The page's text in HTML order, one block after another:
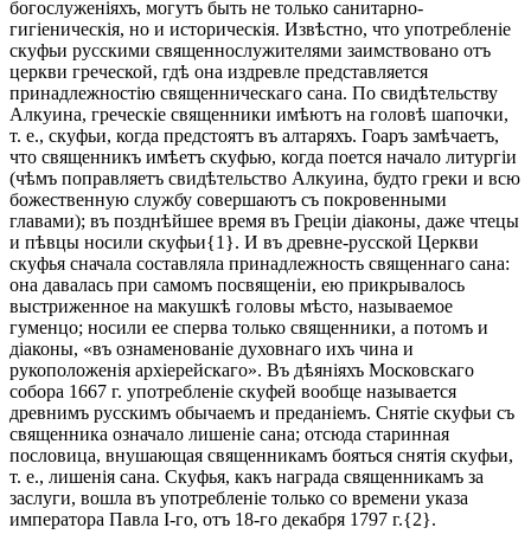
богослуженіяхъ, могутъ быть не только санитарно-
гигіеническія, но и историческія. Извѣстно, что употребленіе
скуфьи русскими священнослужителями заимствовано отъ
церкви греческой, гдѣ она издревле представляется
принадлежностію священническаго сана. По свидѣтельству
Алкуина, греческіе священники имѣютъ на головѣ шапочки,
т. е., скуфьи, когда предстоятъ въ алтаряхъ. Гоаръ замѣчаетъ,
что священникъ имѣетъ скуфью, когда поется начало литургіи
(чѣмъ поправляетъ свидѣтельство Алкуина, будто греки и всю
божественную службу совершаютъ съ покровенными
главами); въ позднѣйшее время въ Греціи діаконы, даже чтецы
и пѣвцы носили скуфьи{1}. И въ древне-русской Церкви
скуфья сначала составляла принадлежность священнаго сана:
она давалась при самомъ посвященіи, ею прикрывалось
выстриженное на макушкѣ головы мѣсто, называемое
гуменцо; носили ее сперва только священники, а потомъ и
діаконы, «въ ознаменованіе духовнаго ихъ чина и
рукоположенія архіерейскаго». Въ дѣяніяхъ Московскаго
собора 1667 г. употребленіе скуфей вообще называется
древнимъ русскимъ обычаемъ и преданіемъ. Снятіе скуфьи съ
священника означало лишеніе сана; отсюда старинная
пословица, внушающая священникамъ бояться снятія скуфьи,
т. е., лишенія сана. Скуфья, какъ награда священникамъ за
заслуги, вошла въ употребленіе только со времени указа
императора Павла І-го, отъ 18-го декабря 1797 г.{2}.